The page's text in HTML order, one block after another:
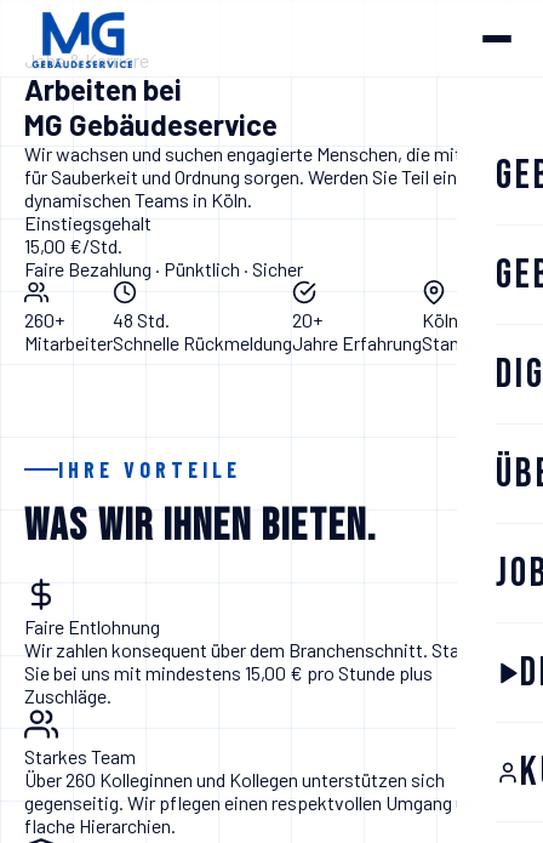
Jobs & Karriere
Arbeiten bei
MG Gebäudeservice
Wir wachsen und suchen engagierte Menschen, die mit uns
für Sauberkeit und Ordnung sorgen. Werden Sie Teil eines
dynamischen Teams in Köln.
Einstiegsgehalt
15,00 €/Std.
Faire Bezahlung · Pünktlich · Sicher
260+
Mitarbeiter
48 Std.
Schnelle Rückmeldung
20+
Jahre Erfahrung
Köln
Standort
IHRE VORTEILE
Was wir Ihnen bieten.
Faire Entlohnung
Wir zahlen konsequent über dem Branchenschnitt. Starten
Sie bei uns mit mindestens 15,00 € pro Stunde plus
Zuschläge.
Starkes Team
Über 260 Kolleginnen und Kollegen unterstützen sich
gegenseitig. Wir pflegen einen respektvollen Umgang und
flache Hierarchien.